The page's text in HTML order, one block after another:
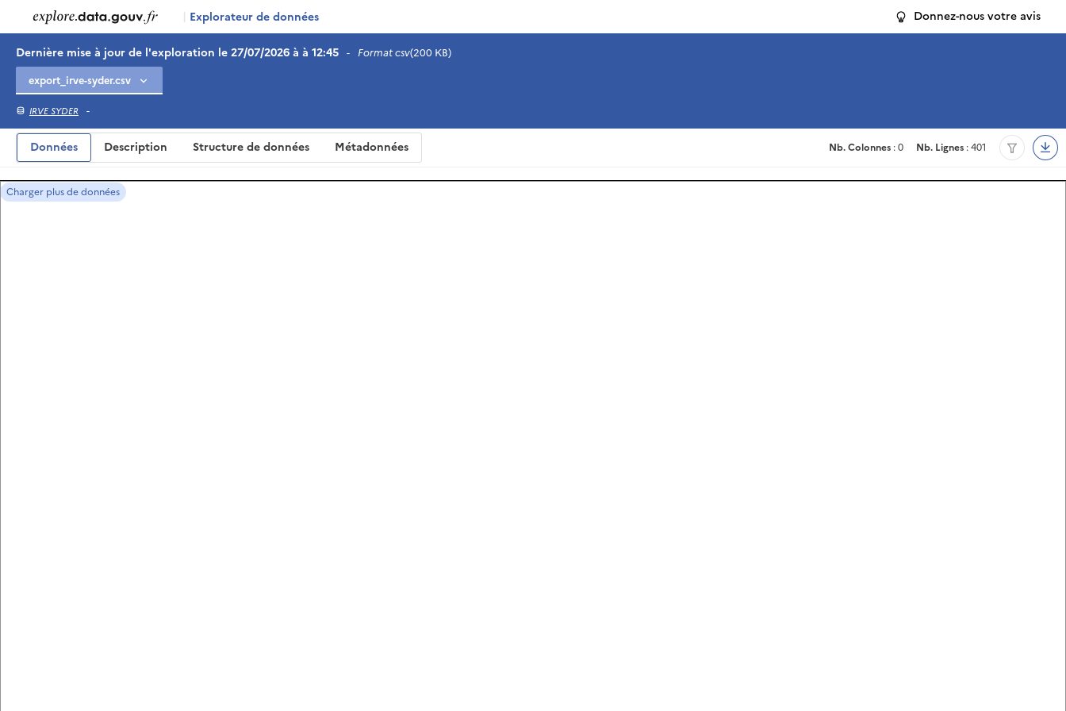
| Explorateur de données Donnez-nous votre avis
Dernière mise à jour de l'exploration le 27/07/2026 à à 12:45 - Format csv(200 KB)
IRVE SYDER -
Nb. Colonnes : 0 Nb. Lignes : 401
Données Description Structure de données Métadonnées
Charger plus de données